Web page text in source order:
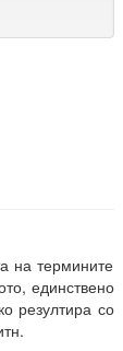
на термините
единствено
резултира со